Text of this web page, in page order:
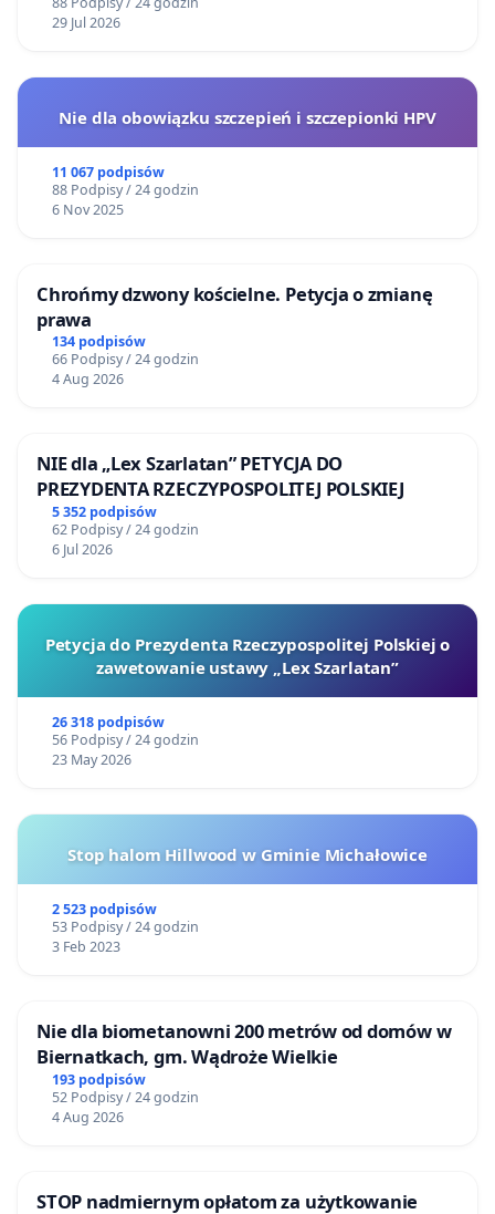
29 Jul 2026
Nie dla obowiązku szczepień i szczepionki HPV
11 067 podpisów
88 Podpisy / 24 godzin
6 Nov 2025
Chrońmy dzwony kościelne. Petycja o zmianę
prawa
134 podpisów
66 Podpisy / 24 godzin
4 Aug 2026
NIE dla „Lex Szarlatan” PETYCJA DO
PREZYDENTA RZECZYPOSPOLITEJ POLSKIEJ
5 352 podpisów
62 Podpisy / 24 godzin
6 Jul 2026
Petycja do Prezydenta Rzeczypospolitej Polskiej o
zawetowanie ustawy „Lex Szarlatan”
26 318 podpisów
56 Podpisy / 24 godzin
23 May 2026
Stop halom Hillwood w Gminie Michałowice
2 523 podpisów
53 Podpisy / 24 godzin
3 Feb 2023
Nie dla biometanowni 200 metrów od domów w
Biernatkach, gm. Wądroże Wielkie
193 podpisów
52 Podpisy / 24 godzin
4 Aug 2026
STOP nadmiernym opłatom za użytkowanie